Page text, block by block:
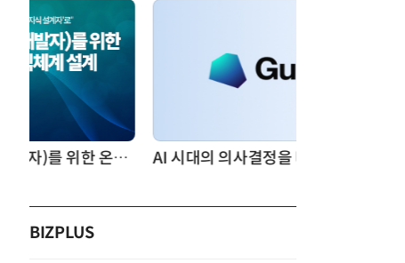
AI 시대의 의사결정을 바꾸는 수리최적화(Optimization): 실제 산업 적용 사례와 활용 전략
BIZPLUS